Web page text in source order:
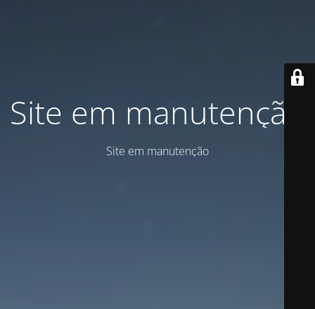
Site em manutenção
Site em manutenção